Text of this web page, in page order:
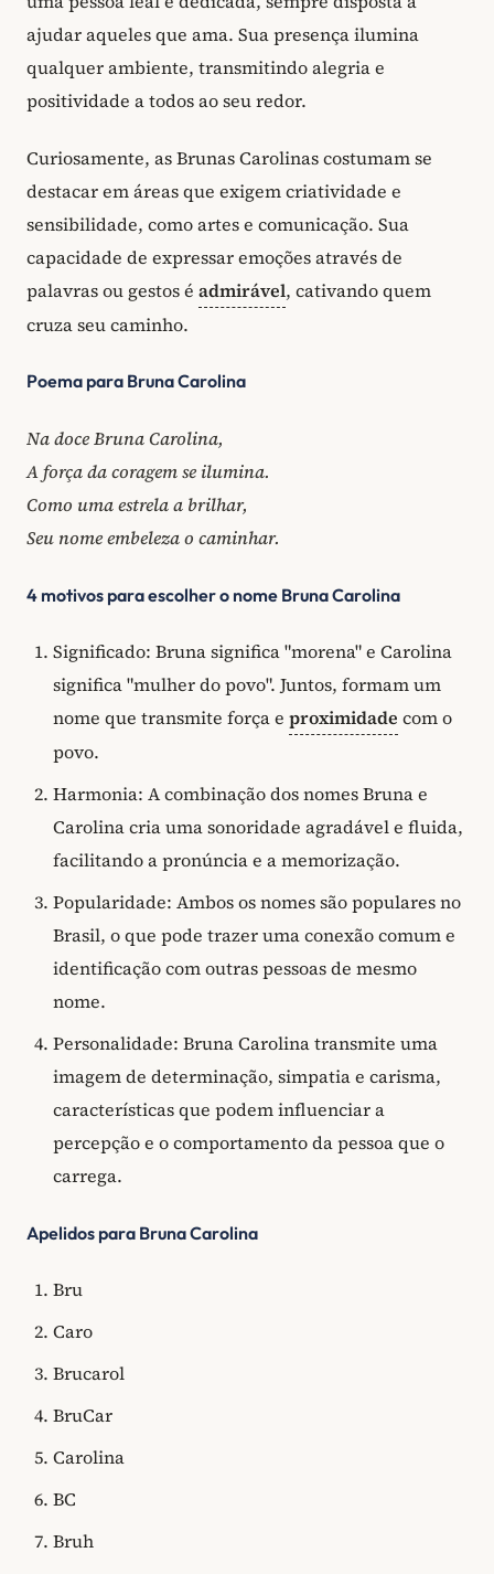
ajudar aqueles que ama. Sua presença ilumina
qualquer ambiente, transmitindo alegria e
positividade a todos ao seu redor.
Curiosamente, as Brunas Carolinas costumam se
destacar em áreas que exigem criatividade e
sensibilidade, como artes e comunicação. Sua
capacidade de expressar emoções através de
palavras ou gestos é admirável, cativando quem
cruza seu caminho.
Poema para Bruna Carolina
Na doce Bruna Carolina,
A força da coragem se ilumina.
Como uma estrela a brilhar,
Seu nome embeleza o caminhar.
4 motivos para escolher o nome Bruna Carolina
Significado: Bruna significa "morena" e Carolina
significa "mulher do povo". Juntos, formam um
nome que transmite força e proximidade com o
povo.
Harmonia: A combinação dos nomes Bruna e
Carolina cria uma sonoridade agradável e fluida,
facilitando a pronúncia e a memorização.
Popularidade: Ambos os nomes são populares no
Brasil, o que pode trazer uma conexão comum e
identificação com outras pessoas de mesmo
nome.
Personalidade: Bruna Carolina transmite uma
imagem de determinação, simpatia e carisma,
características que podem influenciar a
percepção e o comportamento da pessoa que o
carrega.
Apelidos para Bruna Carolina
Bru
Caro
Brucarol
BruCar
Carolina
BC
Bruh